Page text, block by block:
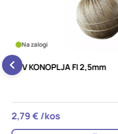
Na zalogi
VRV KONOPLJA FI 1,25mm
2,99 € /kos